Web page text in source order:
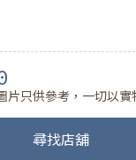
片只供參考，一切以實
尋找店舖